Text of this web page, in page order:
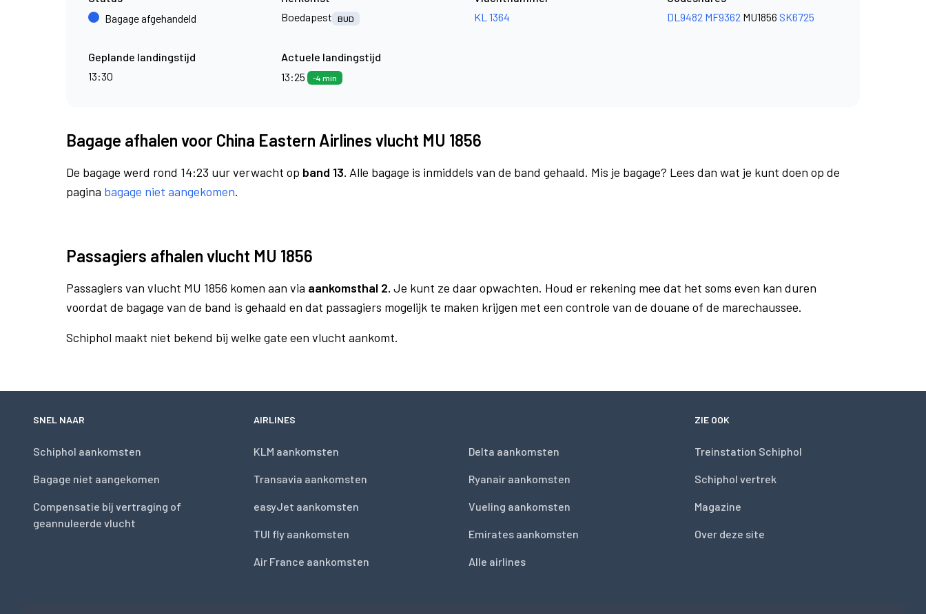
Bagage afgehandeld
Boedapest
BUD
KL 1364
DL9482 MF9362 MU1856 SK6725
Geplande landingstijd
13:30
Actuele landingstijd
13:25
-4 min
Bagage afhalen voor China Eastern Airlines vlucht MU 1856
De bagage werd rond 14:23 uur verwacht op band 13. Alle bagage is inmiddels van de band gehaald. Mis je bagage? Lees dan wat je kunt doen op de
pagina bagage niet aangekomen.
Passagiers afhalen vlucht MU 1856
Passagiers van vlucht MU 1856 komen aan via aankomsthal 2. Je kunt ze daar opwachten. Houd er rekening mee dat het soms even kan duren
voordat de bagage van de band is gehaald en dat passagiers mogelijk te maken krijgen met een controle van de douane of de marechaussee.
Schiphol maakt niet bekend bij welke gate een vlucht aankomt.
SNEL NAAR
Schiphol aankomsten
Bagage niet aangekomen
Compensatie bij vertraging of
geannuleerde vlucht
AIRLINES
KLM aankomsten
Transavia aankomsten
easyJet aankomsten
TUI fly aankomsten
Air France aankomsten
Delta aankomsten
Ryanair aankomsten
Vueling aankomsten
Emirates aankomsten
Alle airlines
ZIE OOK
Treinstation Schiphol
Schiphol vertrek
Magazine
Over deze site